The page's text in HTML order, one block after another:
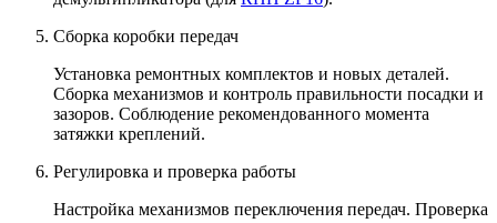
Сборка коробки передач
Установка ремонтных комплектов и новых деталей.
Сборка механизмов и контроль правильности посадки и
зазоров. Соблюдение рекомендованного момента
затяжки креплений.
Регулировка и проверка работы
Настройка механизмов переключения передач. Проверка